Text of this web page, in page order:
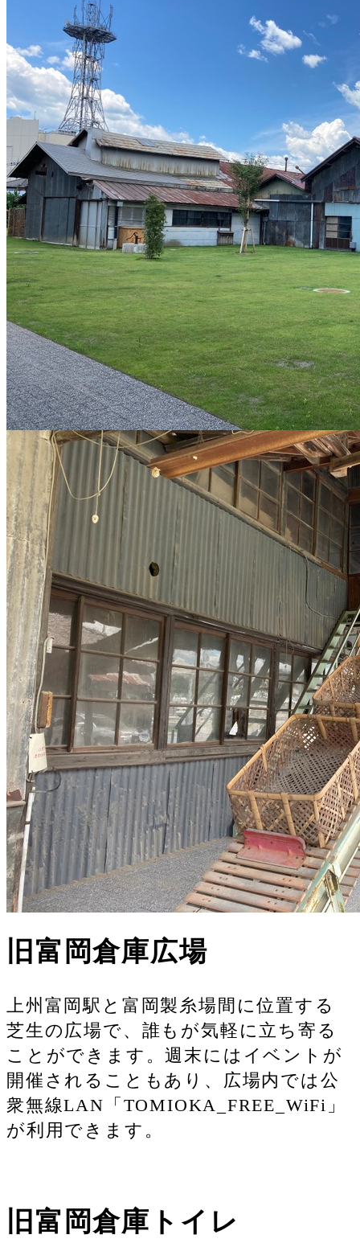
旧富岡倉庫広場
上州富岡駅と富岡製糸場間に位置する
芝生の広場で、誰もが気軽に立ち寄る
ことができます。週末にはイベントが
開催されることもあり、広場内では公
衆無線LAN「TOMIOKA_FREE_WiFi」
が利用できます。
旧富岡倉庫トイレ